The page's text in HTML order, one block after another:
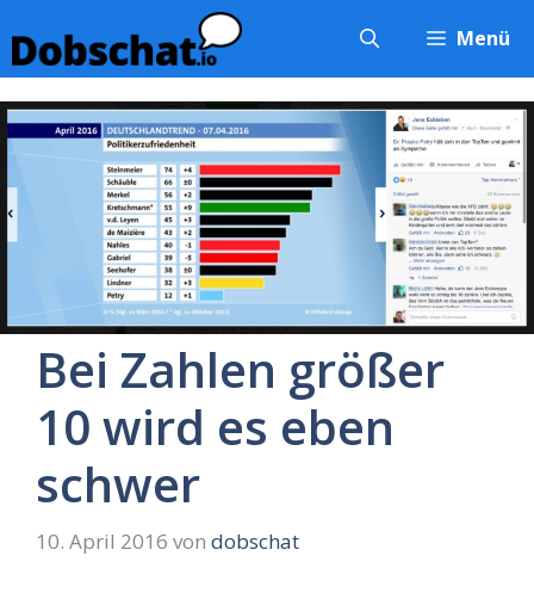
Inhalt
springen
Menü
Bei Zahlen größer
10 wird es eben
schwer
10. April 2016 von dobschat